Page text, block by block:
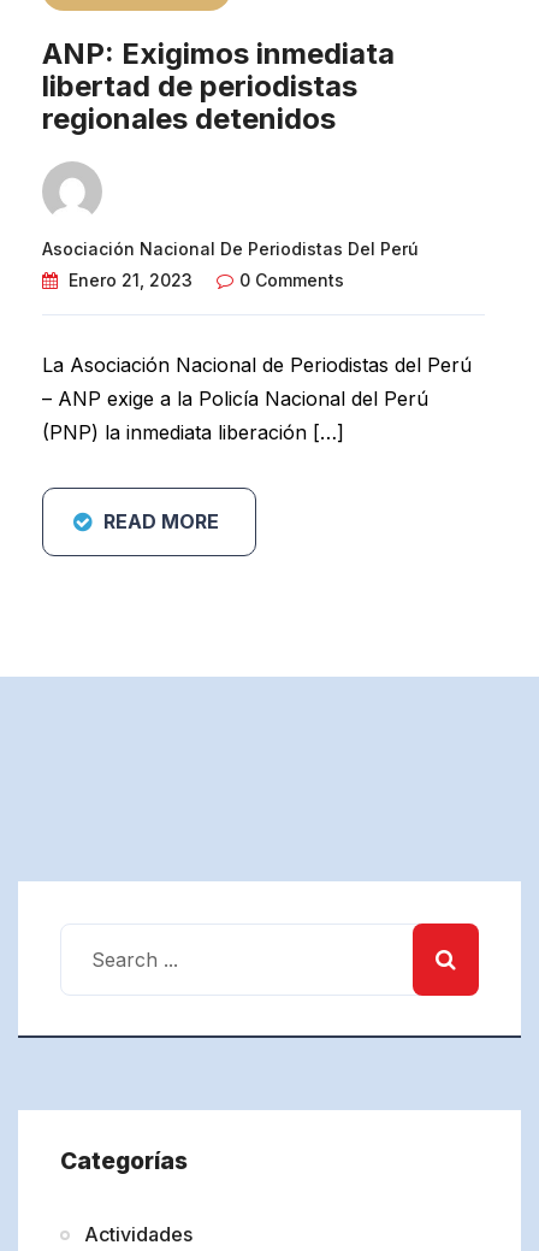
ANP: Exigimos inmediata
libertad de periodistas
regionales detenidos
Asociación Nacional De Periodistas Del Perú
Enero 21, 2023
0 Comments
La Asociación Nacional de Periodistas del Perú
– ANP exige a la Policía Nacional del Perú
(PNP) la inmediata liberación […]
READ MORE
Categorías
Actividades